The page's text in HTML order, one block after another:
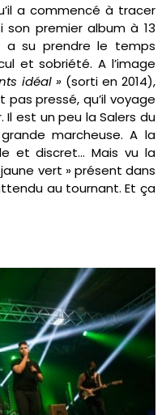
a commencé à tracer
son premier album à 13
a su prendre le temps
et sobriété. A l’image
idéal »(sorti en 2014),
pressé, qu’il voyage
est un peu la Salers du
marcheuse. A la
et discret… Mais vu la
vert » présent dans
au tournant. Et ça